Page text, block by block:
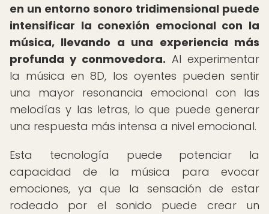
en un entorno sonoro tridimensional puede
intensificar la conexión emocional con la
música, llevando a una experiencia más
profunda y conmovedora. Al experimentar
la música en 8D, los oyentes pueden sentir
una mayor resonancia emocional con las
melodías y las letras, lo que puede generar
una respuesta más intensa a nivel emocional.
Esta tecnología puede potenciar la
capacidad de la música para evocar
emociones, ya que la sensación de estar
rodeado por el sonido puede crear un